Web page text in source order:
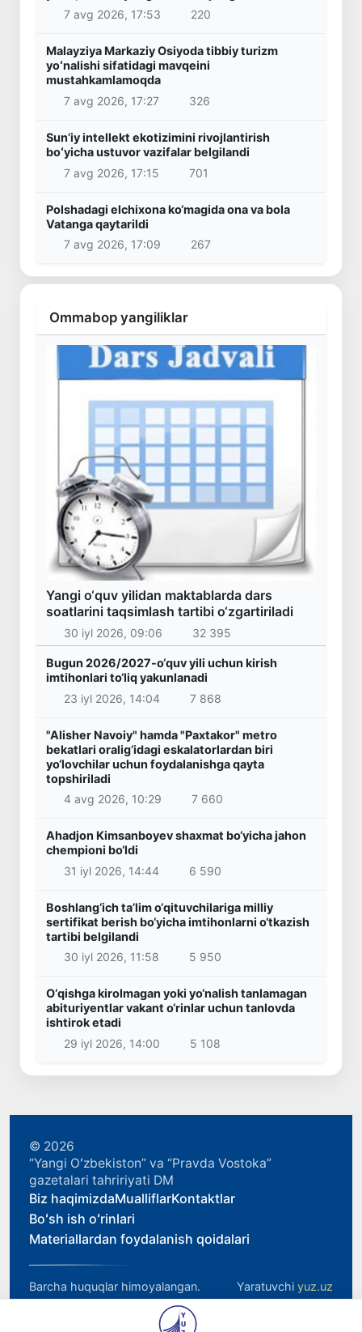
7 avg 2026, 17:53
220
Malayziya Markaziy Osiyoda tibbiy turizm
yoʻnalishi sifatidagi mavqeini
mustahkamlamoqda
7 avg 2026, 17:27
326
Sunʼiy intellekt ekotizimini rivojlantirish
boʻyicha ustuvor vazifalar belgilandi
7 avg 2026, 17:15
701
Polshadagi elchixona ko‘magida ona va bola
Vatanga qaytarildi
7 avg 2026, 17:09
267
Ommabop yangiliklar
Yangi o‘quv yilidan maktablarda dars
soatlarini taqsimlash tartibi o‘zgartiriladi
30 iyl 2026, 09:06 32 395
Bugun 2026/2027-o‘quv yili uchun kirish
imtihonlari to‘liq yakunlanadi
23 iyl 2026, 14:04
7 868
"Alisher Navoiy" hamda "Paxtakor" metro
bekatlari oralig‘idagi eskalatorlardan biri
yo‘lovchilar uchun foydalanishga qayta
topshiriladi
4 avg 2026, 10:29
7 660
Ahadjon Kimsanboyev shaxmat bo‘yicha jahon
chempioni bo‘ldi
31 iyl 2026, 14:44
6 590
Boshlang‘ich ta’lim o‘qituvchilariga milliy
sertifikat berish bo‘yicha imtihonlarni o‘tkazish
tartibi belgilandi
30 iyl 2026, 11:58
5 950
O‘qishga kirolmagan yoki yo‘nalish tanlamagan
abituriyentlar vakant o‘rinlar uchun tanlovda
ishtirok etadi
29 iyl 2026, 14:00
5 108
© 2026
“Yangi Oʻzbekiston” va “Pravda Vostoka”
gazetalari tahririyati DM
Biz haqimizdaMualliflarKontaktlar
Boʻsh ish oʻrinlari
Materiallardan foydalanish qoidalari
Barcha huquqlar himoyalangan. Yaratuvchi yuz.uz